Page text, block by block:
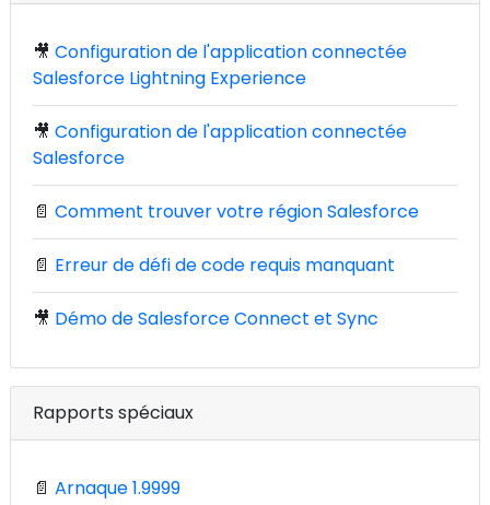
🎥 Configuration de l'application connectée
Salesforce Lightning Experience
🎥 Configuration de l'application connectée
Salesforce
📄 Comment trouver votre région Salesforce
📄 Erreur de défi de code requis manquant
🎥 Démo de Salesforce Connect et Sync
Rapports spéciaux
📄 Arnaque 1.9999